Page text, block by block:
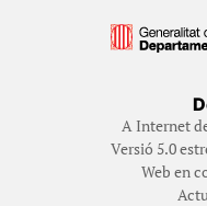
A Internet
Versió 5.0
Web en